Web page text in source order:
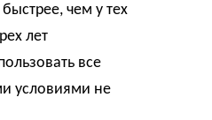
чем у тех
лет
все
условиями не